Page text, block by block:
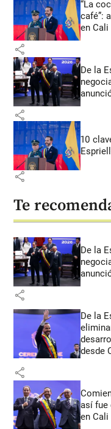
“La
café”:
en Cali
share
De la
share
10
share
Te
De la
share
De la
desde
share
así fue
en Cali